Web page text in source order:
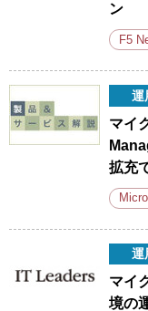
ン
F5
運
マイ
拡充
運
マイ
境の